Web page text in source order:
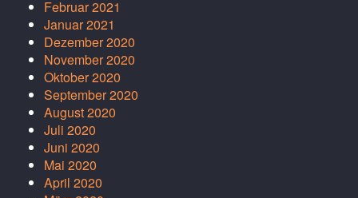
Februar 2021
Januar 2021
Dezember 2020
November 2020
Oktober 2020
September 2020
August 2020
Juli 2020
Juni 2020
Mai 2020
April 2020